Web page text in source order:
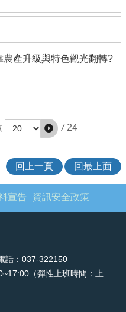
產升級與特色觀光翻轉?
/ 24
回上一頁 回最上面
宣告 資訊安全政策
話：037-322150
（彈性上班時間：上